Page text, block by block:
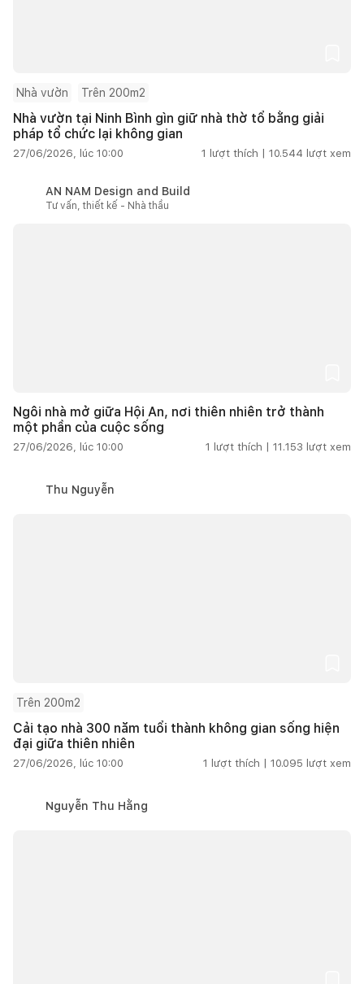
Nhà vườn Trên 200m2
Nhà vườn tại Ninh Bình gìn giữ nhà thờ tổ bằng giải
pháp tổ chức lại không gian
27/06/2026, lúc 10:00 1 lượt thích | 10.544 lượt xem
AN NAM Design and Build
Tư vấn, thiết kế - Nhà thầu
Ngôi nhà mở giữa Hội An, nơi thiên nhiên trở thành
một phần của cuộc sống
27/06/2026, lúc 10:00 1 lượt thích | 11.153 lượt xem
Thu Nguyễn
Trên 200m2
Cải tạo nhà 300 năm tuổi thành không gian sống hiện
đại giữa thiên nhiên
27/06/2026, lúc 10:00 1 lượt thích | 10.095 lượt xem
Nguyễn Thu Hằng